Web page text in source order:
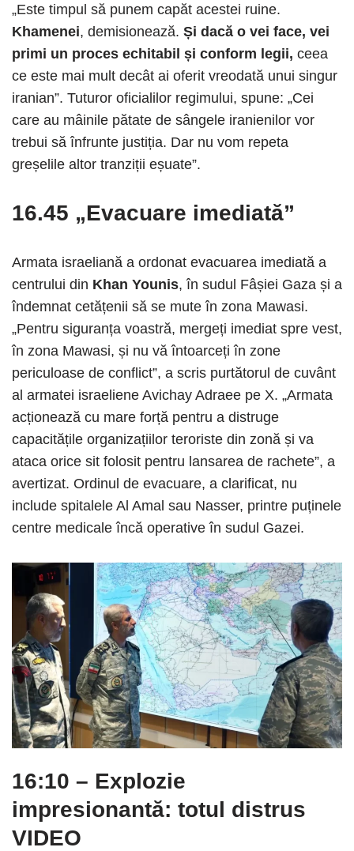
„Este timpul să punem capăt acestei ruine.
Khamenei, demisionează. Și dacă o vei face, vei
primi un proces echitabil și conform legii, ceea
ce este mai mult decât ai oferit vreodată unui singur
iranian”. Tuturor oficialilor regimului, spune: „Cei
care au mâinile pătate de sângele iranienilor vor
trebui să înfrunte justiția. Dar nu vom repeta
greșelile altor tranziții eșuate”.
16.45 „Evacuare imediată”
Armata israeliană a ordonat evacuarea imediată a
centrului din Khan Younis, în sudul Fâșiei Gaza și a
îndemnat cetățenii să se mute în zona Mawasi.
„Pentru siguranța voastră, mergeți imediat spre vest,
în zona Mawasi, și nu vă întoarceți în zone
periculoase de conflict”, a scris purtătorul de cuvânt
al armatei israeliene Avichay Adraee pe X. „Armata
acționează cu mare forță pentru a distruge
capacitățile organizațiilor teroriste din zonă și va
ataca orice sit folosit pentru lansarea de rachete”, a
avertizat. Ordinul de evacuare, a clarificat, nu
include spitalele Al Amal sau Nasser, printre puținele
centre medicale încă operative în sudul Gazei.
16:10 – Explozie
impresionantă: totul distrus
VIDEO